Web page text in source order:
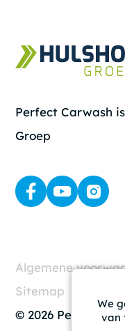
Perfect Carwash
Groep
© 2026 Perfect
Algemene
Sitemap
We
van